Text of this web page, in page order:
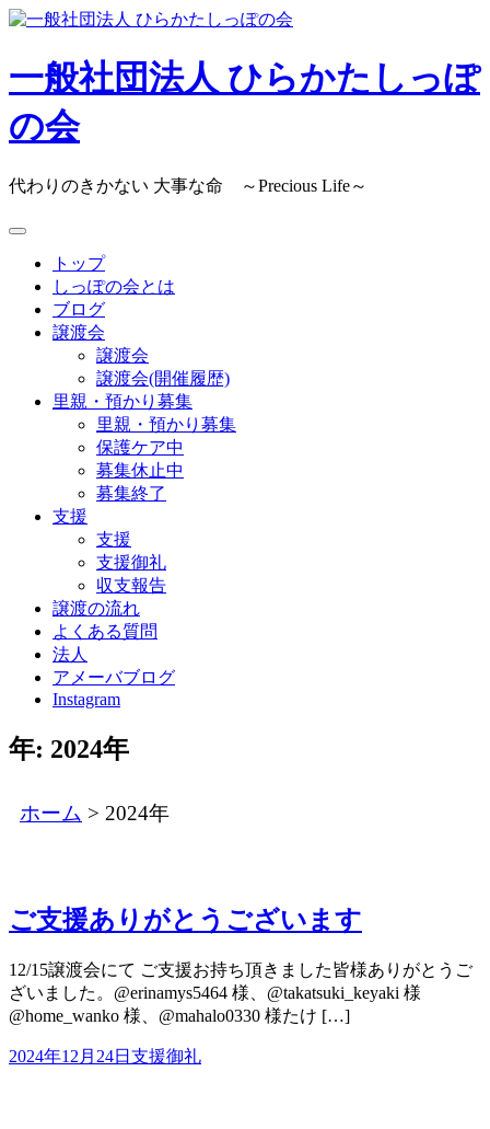
Skip
content
一般社団法人 ひらかたしっぽ
の会
代わりのきかない 大事な命 ～Precious Life～
トップ
しっぽの会とは
ブログ
譲渡会
譲渡会
譲渡会(開催履歴)
里親・預かり募集
里親・預かり募集
保護ケア中
募集休止中
募集終了
支援
支援
支援御礼
収支報告
譲渡の流れ
よくある質問
法人
アメーバブログ
Instagram
年: 2024年
ホーム > 2024年
ご支援ありがとうございます
12/15譲渡会にて ご支援お持ち頂きました皆様ありがとうご
ざいました。@erinamys5464 様、@takatsuki_keyaki 様
@home_wanko 様、@mahalo0330 様たけ […]
2024年12月24日 支援御礼